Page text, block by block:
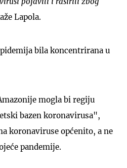
Lapola.
bila koncentrirana u
mogla bi regiju
bazen koronavirusa",
koronaviruse općenito, a ne
pandemije.